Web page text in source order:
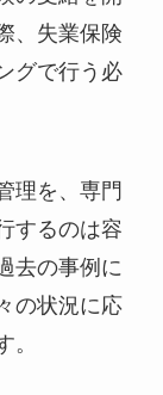
、失業保険
グで行う必
理を、専門
するのは容
去の事例に
の状況に応
。